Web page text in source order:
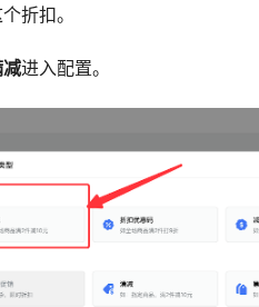
折扣。
进入配置。